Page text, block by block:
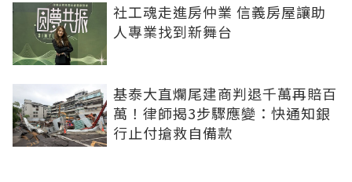
社工魂走進房仲業 信義房屋讓助
人專業找到新舞台
基泰大直爛尾建商判退千萬再賠百
萬！律師揭3步驟應變：快通知銀
行止付搶救自備款